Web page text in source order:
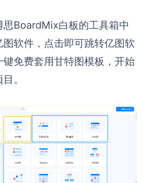
思BoardMix白板的工具箱中
软件，点击即可跳转亿图软
键免费套用甘特图模板，开始
。